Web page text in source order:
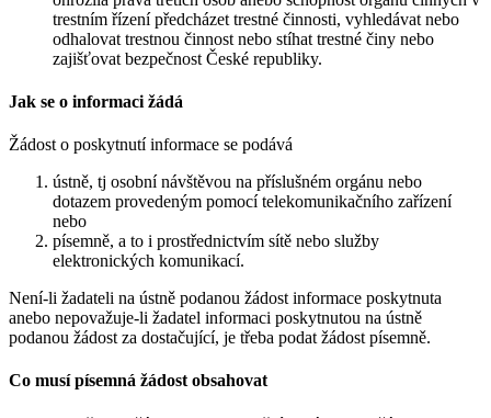
trestním řízení předcházet trestné činnosti, vyhledávat nebo
odhalovat trestnou činnost nebo stíhat trestné činy nebo
zajišťovat bezpečnost České republiky.
Jak se o informaci žádá
Žádost o poskytnutí informace se podává
ústně, tj osobní návštěvou na příslušném orgánu nebo
dotazem provedeným pomocí telekomunikačního zařízení
nebo
písemně, a to i prostřednictvím sítě nebo služby
elektronických komunikací.
Není-li žadateli na ústně podanou žádost informace poskytnuta
anebo nepovažuje-li žadatel informaci poskytnutou na ústně
podanou žádost za dostačující, je třeba podat žádost písemně.
Co musí písemná žádost obsahovat